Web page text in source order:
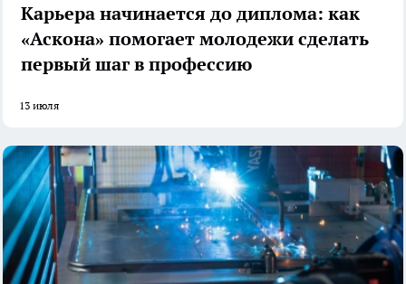
Карьера начинается до диплома: как
«Аскона» помогает молодежи сделать
первый шаг в профессию
13 июля